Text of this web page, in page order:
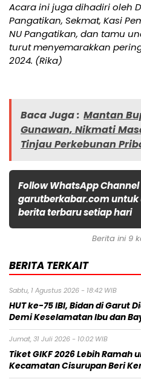
Acara ini juga dihadiri oleh
Pangatikan, Sekmat, Kasi
NU Pangatikan, dan tamu
turut menyemarakkan
2024. (Rika)
Baca Juga : Mantan
Gunawan, Nikmati
Tinjau Perkebunan
Follow WhatsApp Channel
garutberkabar.com untuk
berita terbaru setiap hari
Berita ini 9
BERITA TERKAIT
Sabtu, 1 Agustus 2026 - 18:42 WIB
HUT ke-75 IBI, Bidan di Garut
Demi Keselamatan Ibu dan
Jumat, 31 Juli 2026 - 10:02 WIB
Tiket GIKF 2026 Lebih Ramah
Kecamatan Cisurupan Beri